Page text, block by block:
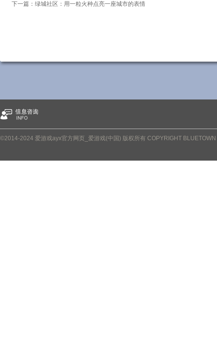
下一篇： 绿城社区：用一粒火种点亮一座城市的表情
©2014-2024 爱游戏ayx官方网页_爱游戏(中国) 版权所有 COPYRIGHT